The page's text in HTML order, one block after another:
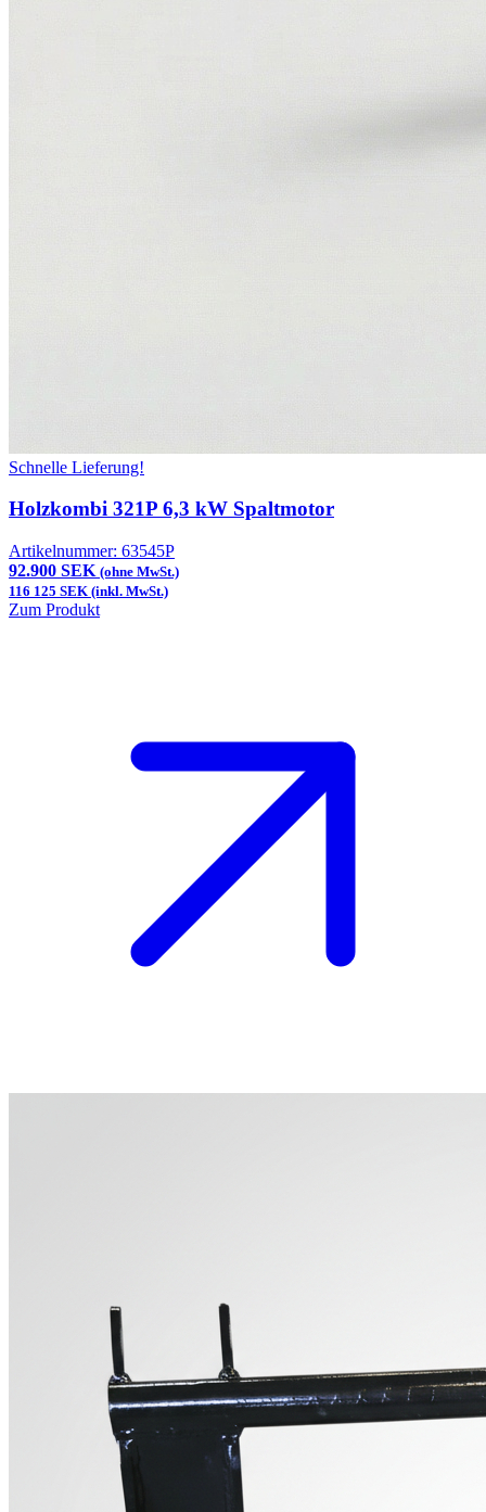
Schnelle Lieferung!
Holzkombi 321P 6,3 kW Spaltmotor
Artikelnummer: 63545P
92.900 SEK (ohne MwSt.)
116 125 SEK (inkl. MwSt.)
Zum Produkt